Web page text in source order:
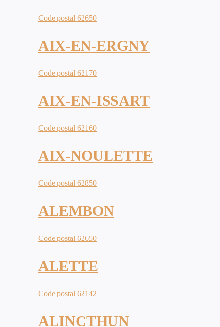
Code postal 62650
AIX-EN-ERGNY
Code postal 62170
AIX-EN-ISSART
Code postal 62160
AIX-NOULETTE
Code postal 62850
ALEMBON
Code postal 62650
ALETTE
Code postal 62142
ALINCTHUN